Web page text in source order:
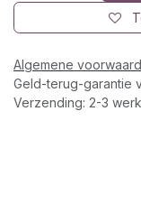
Algemene
Geld-terug-garantie
Verzending: 2-3